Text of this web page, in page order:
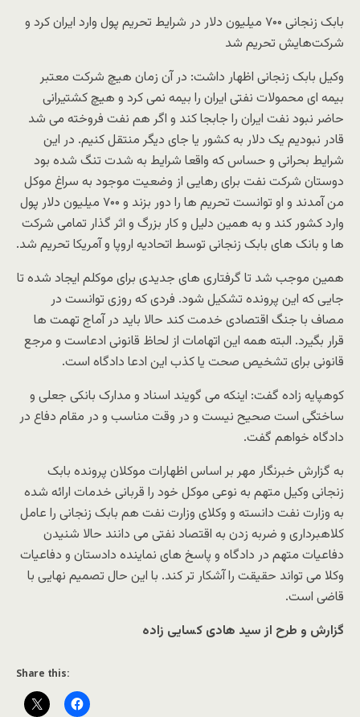
بابک زنجانی ۷۰۰ میلیون دلار در شرایط تحریم پول وارد ایران کرد و
شرکت‌هایش تحریم شد
وکیل بابک زنجانی اظهار داشت: در آن زمان هیچ شرکت معتبر
بیمه ای محمولات نفتی ایران را بیمه نمی کرد و هیچ کشتیرانی
حاضر نبود نفت ایران را جابجا کند و اگر هم نفت فروخته می شد
قادر نبودیم یک دلار به کشور یا جای دیگر منتقل کنیم. در این
شرایط بحرانی و حساس که واقعا شرایط به شدت تنگ شده بود
دوستان شرکت نفت برای رهایی از وضعیت موجود به سراغ موکل
من آمدند و او توانست تحریم ها را دور بزند و ۷۰۰ میلیون دلار پول
وارد کشور کند و به همین دلیل و کار بزرگ و اثر گذار تمامی شرکت
ها و بانک های بابک زنجانی توسط اتحادیه اروپا و آمریکا تحریم شد.
همین موجب شد تا گرفتاری های جدیدی برای موکلم ایجاد شده تا
جایی که این پرونده تشکیل شود. فردی که روزی توانست در
مصاف با جنگ اقتصادی خدمت کند حالا باید در آماج تهمت ها
قرار بگیرد. البته همه این اتهامات از لحاظ قانونی ادعاست و مرجع
قانونی برای تشخیص صحت یا کذب این ادعا دادگاه است.
کوهپایه زاده گفت: اینکه می گویند اسناد و مدارک بانکی جعلی و
ساختگی است صحیح نیست و در وقت مناسب و در مقام دفاع در
دادگاه خواهم گفت.
به گزارش خبرنگار مهر بر اساس اظهارات موکلان پرونده بابک
زنجانی وکیل متهم به نوعی موکل خود را قربانی خدمات ارائه شده
به وزارت نفت دانسته و وکلای وزارت نفت هم بابک زنجانی را عامل
کلاهبرداری و ضربه زدن به اقتصاد نفتی می دانند حالا شنیدن
دفاعیات متهم در دادگاه و پاسخ های نماینده دادستان و دفاعیات
وکلا می تواند حقیقت را آشکار تر کند. با این حال تصمیم نهایی با
قاضی است.
گزارش و طرح از سید هادی کسایی زاده
Share this: